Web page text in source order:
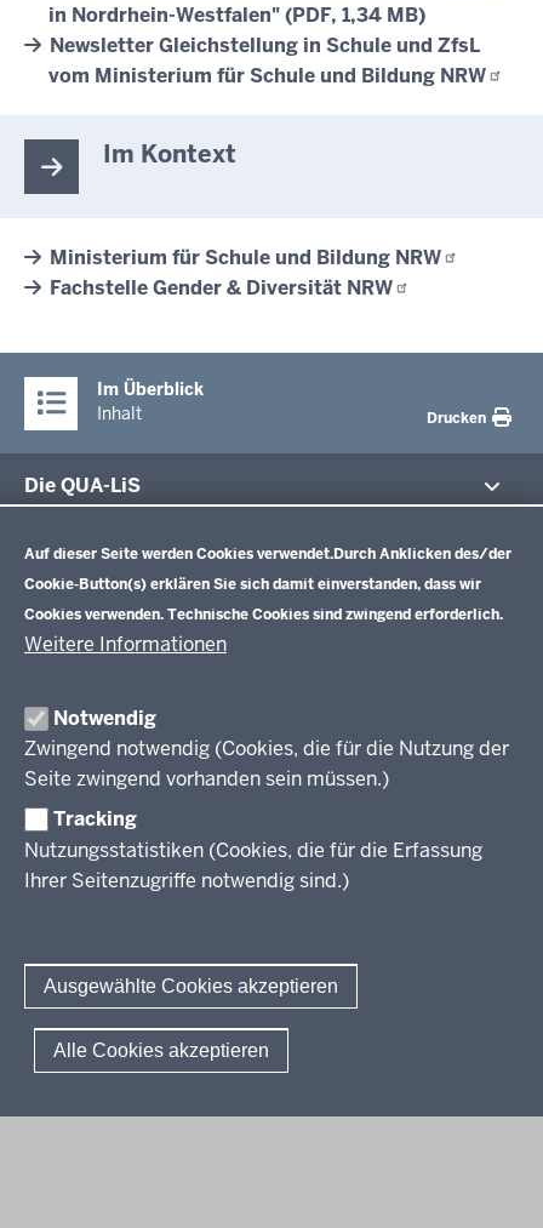
Auf dieser Seite werden Cookies verwendet.Durch Anklicken des/der
Cookie-Button(s) erklären Sie sich damit einverstanden, dass wir
Cookies verwenden. Technische Cookies sind zwingend erforderlich.
Weitere Informationen
Notwendig
Zwingend notwendig (Cookies, die für die Nutzung der
Seite zwingend vorhanden sein müssen.)
Tracking
Nutzungsstatistiken (Cookies, die für die Erfassung
Ihrer Seitenzugriffe notwendig sind.)
Ausgewählte Cookies akzeptieren
Alle Cookies akzeptieren
in Nordrhein-Westfalen" (PDF, 1,34 MB)
Newsletter Gleichstellung in Schule und ZfsL
vom Ministerium für Schule und Bildung NRW
Im Kontext
Ministerium für Schule und Bildung NRW
Fachstelle Gender & Diversität NRW
Im Überblick
Inhalt
Drucken
Die QUA-LiS
Veröffentlichungen
Leitbild
Stellenangebote
Über uns
Schulentwicklung NRW
Schulentwicklung
Unterricht
Professionalisierung
Standardsicherung NRW
Berufsbildung NRW
Erwachsenenbildung
Wir über uns
Berichtswesen Weiterbildung
ElternMitWirkung NRW
KI:EB
Amtsblattabonnieren
© 2026 QUA-LiS
Fußzeile
Impressum Datenschutzerklärung